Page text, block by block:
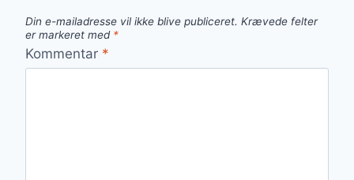
Din e-mailadresse vil ikke blive publiceret. Krævede felter
er markeret med *
Kommentar *